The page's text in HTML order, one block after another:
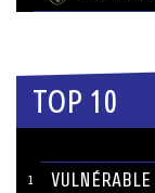
TOP 10
1 VULNÉRABLE